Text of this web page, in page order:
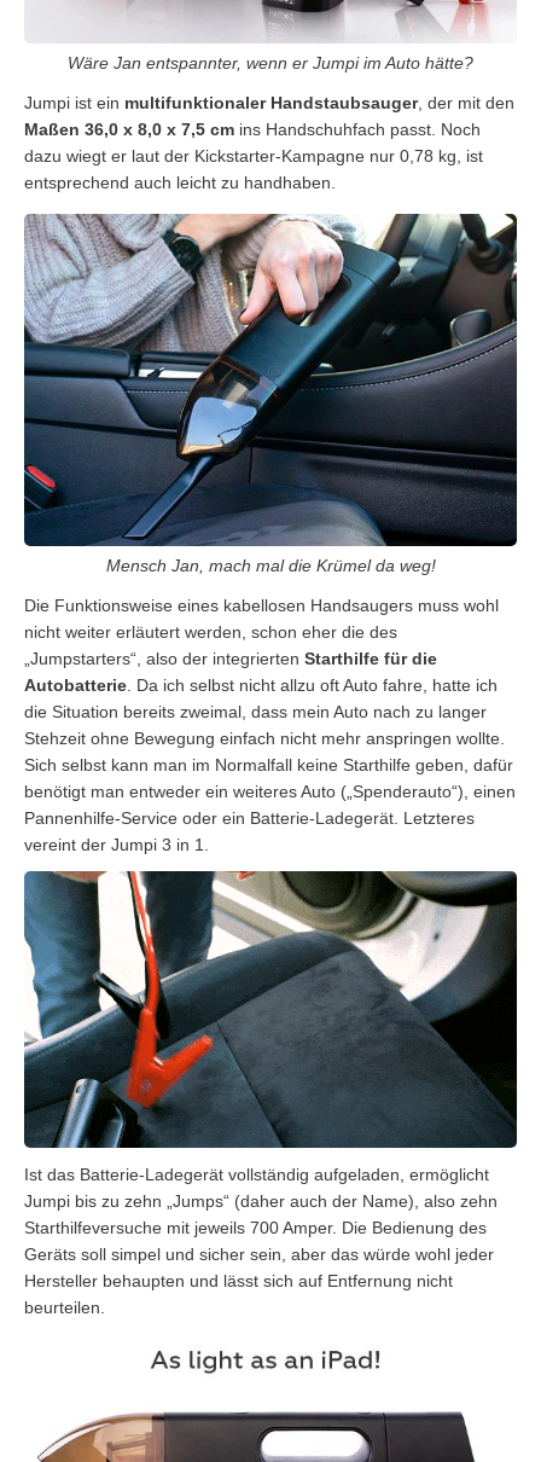
Wäre Jan entspannter, wenn er Jumpi im Auto hätte?
Jumpi ist ein multifunktionaler Handstaubsauger, der mit den
Maßen 36,0 x 8,0 x 7,5 cm ins Handschuhfach passt. Noch
dazu wiegt er laut der Kickstarter-Kampagne nur 0,78 kg, ist
entsprechend auch leicht zu handhaben.
Mensch Jan, mach mal die Krümel da weg!
Die Funktionsweise eines kabellosen Handsaugers muss wohl
nicht weiter erläutert werden, schon eher die des
„Jumpstarters“, also der integrierten Starthilfe für die
Autobatterie . Da ich selbst nicht allzu oft Auto fahre, hatte ich
die Situation bereits zweimal, dass mein Auto nach zu langer
Stehzeit ohne Bewegung einfach nicht mehr anspringen wollte.
Sich selbst kann man im Normalfall keine Starthilfe geben, dafür
benötigt man entweder ein weiteres Auto („Spenderauto“), einen
Pannenhilfe-Service oder ein Batterie-Ladegerät. Letzteres
vereint der Jumpi 3 in 1.
Ist das Batterie-Ladegerät vollständig aufgeladen, ermöglicht
Jumpi bis zu zehn „Jumps“ (daher auch der Name), also zehn
Starthilfeversuche mit jeweils 700 Amper. Die Bedienung des
Geräts soll simpel und sicher sein, aber das würde wohl jeder
Hersteller behaupten und lässt sich auf Entfernung nicht
beurteilen.